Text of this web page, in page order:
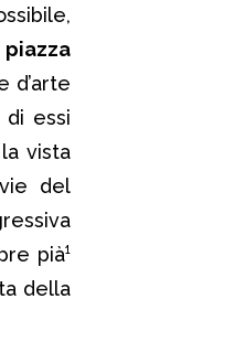
piazza
d’arte
essi
vista
del
pià¹
della